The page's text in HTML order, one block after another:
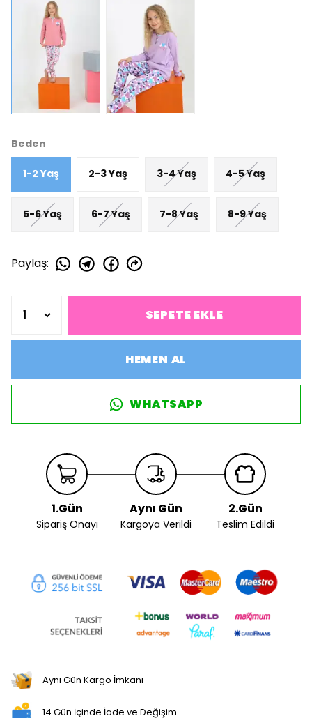
Beden
1-2 Yaş 2-3 Yaş 3-4 Yaş 4-5 Yaş
5-6 Yaş 6-7 Yaş 7-8 Yaş 8-9 Yaş
Paylaş:
SEPETE EKLE
HEMEN AL
WHATSAPP
1.Gün
Sipariş Onayı
Aynı Gün
Kargoya Verildi
2.Gün
Teslim Edildi
Aynı Gün Kargo İmkanı
14 Gün İçinde İade ve Değişim